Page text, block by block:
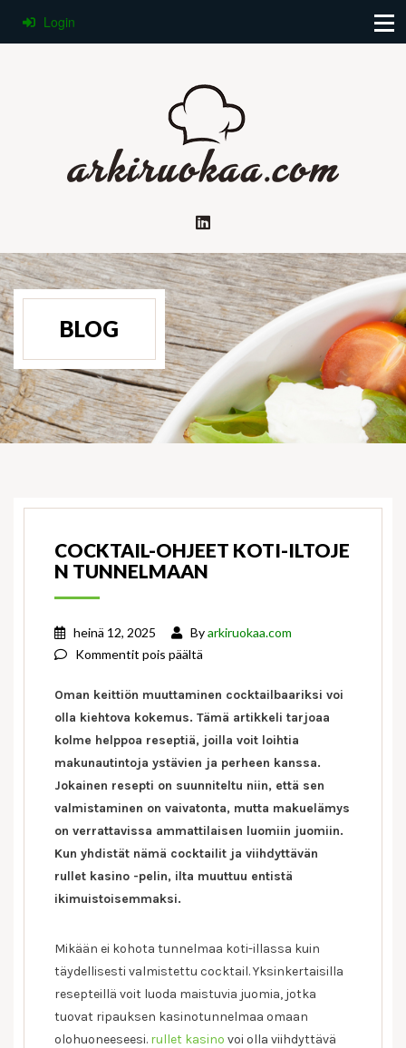
Login
BLOG
COCKTAIL-OHJEET KOTI-ILTOJE
N TUNNELMAAN
heinä 12, 2025 Byarkiruokaa.com
Kommentit pois päältä
ohjeet
koti-
iltojen
tunnelmaan
Oman keittiön muuttaminen cocktailbaariksi voi
olla kiehtova kokemus. Tämä artikkeli tarjoaa
kolme helppoa reseptiä, joilla voit loihtia
makunautintoja ystävien ja perheen kanssa.
Jokainen resepti on suunniteltu niin, että sen
valmistaminen on vaivatonta, mutta makuelämys
on verrattavissa ammattilaisen luomiin juomiin.
Kun yhdistät nämä cocktailit ja viihdyttävän
rullet kasino -pelin, ilta muuttuu entistä
ikimuistoisemmaksi.
Mikään ei kohota tunnelmaa koti-illassa kuin
täydellisesti valmistettu cocktail. Yksinkertaisilla
resepteillä voit luoda maistuvia juomia, jotka
tuovat ripauksen kasinotunnelmaa omaan
olohuoneeseesi. rullet kasino voi olla viihdyttävä